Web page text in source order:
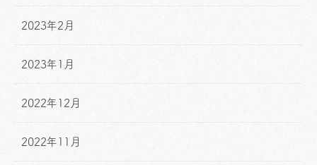
2023年2月
2023年1月
2022年12月
2022年11月